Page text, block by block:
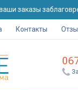
заказы
Контакты